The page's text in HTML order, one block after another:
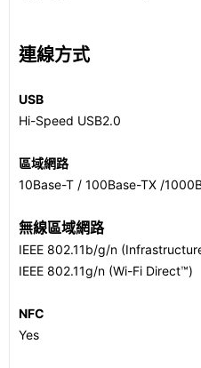
連線方式
USB
Hi-Speed USB2.0
區域網路
10Base-T / 100Base-TX /
無線區域網路
IEEE 802.11b/g/n
IEEE 802.11g/n (Wi-Fi Direct™)
NFC
Yes